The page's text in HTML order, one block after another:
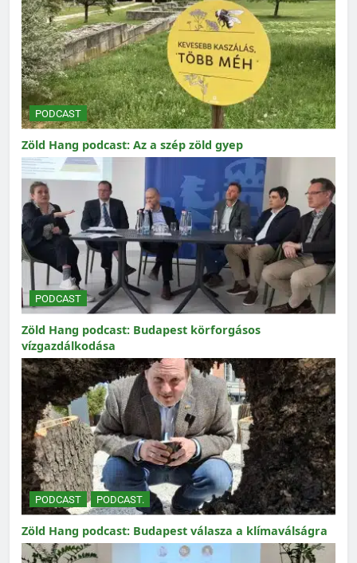
PODCAST
Zöld Hang podcast: Az a szép zöld gyep
PODCAST
Zöld Hang podcast: Budapest körforgásos
vízgazdálkodása
PODCAST PODCAST.
Zöld Hang podcast: Budapest válasza a klímaválságra